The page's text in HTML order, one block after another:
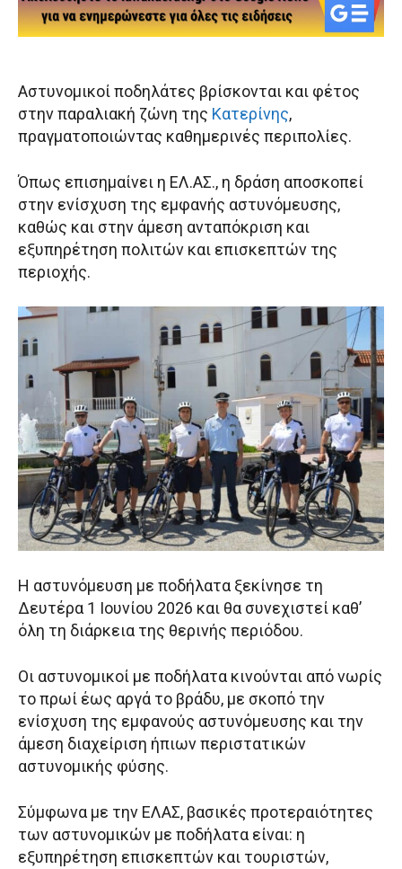
Αστυνομικοί ποδηλάτες βρίσκονται και φέτος
στην παραλιακή ζώνη της Κατερίνης,
πραγματοποιώντας καθημερινές περιπολίες.
Όπως επισημαίνει η ΕΛ.ΑΣ., η δράση αποσκοπεί
στην ενίσχυση της εμφανής αστυνόμευσης,
καθώς και στην άμεση ανταπόκριση και
εξυπηρέτηση πολιτών και επισκεπτών της
περιοχής.
Η αστυνόμευση με ποδήλατα ξεκίνησε τη
Δευτέρα 1 Ιουνίου 2026 και θα συνεχιστεί καθ’
όλη τη διάρκεια της θερινής περιόδου.
Οι αστυνομικοί με ποδήλατα κινούνται από νωρίς
το πρωί έως αργά το βράδυ, με σκοπό την
ενίσχυση της εμφανούς αστυνόμευσης και την
άμεση διαχείριση ήπιων περιστατικών
αστυνομικής φύσης.
Σύμφωνα με την ΕΛΑΣ, βασικές προτεραιότητες
των αστυνομικών με ποδήλατα είναι: η
εξυπηρέτηση επισκεπτών και τουριστών,